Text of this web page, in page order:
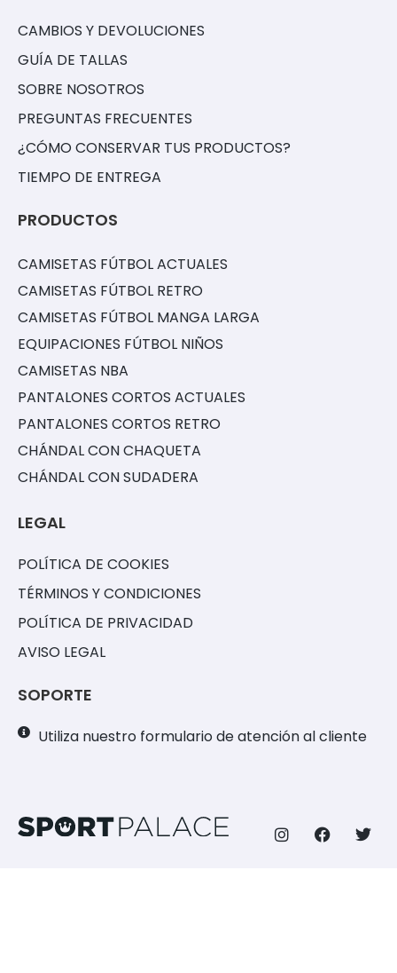
CAMBIOS Y DEVOLUCIONES
GUÍA DE TALLAS
SOBRE NOSOTROS
PREGUNTAS FRECUENTES
¿CÓMO CONSERVAR TUS PRODUCTOS?
TIEMPO DE ENTREGA
PRODUCTOS
CAMISETAS FÚTBOL ACTUALES
CAMISETAS FÚTBOL RETRO
CAMISETAS FÚTBOL MANGA LARGA
EQUIPACIONES FÚTBOL NIÑOS
CAMISETAS NBA
PANTALONES CORTOS ACTUALES
PANTALONES CORTOS RETRO
CHÁNDAL CON CHAQUETA
CHÁNDAL CON SUDADERA
LEGAL
POLÍTICA DE COOKIES
TÉRMINOS Y CONDICIONES
POLÍTICA DE PRIVACIDAD
AVISO LEGAL
SOPORTE
Utiliza nuestro formulario de atención al cliente